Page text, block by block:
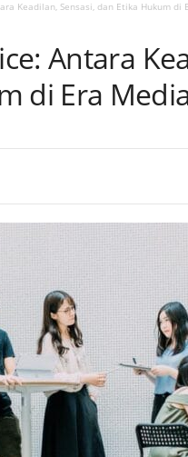
Keadilan, Sensasi, dan Etika Hukum di
Antara
di Era